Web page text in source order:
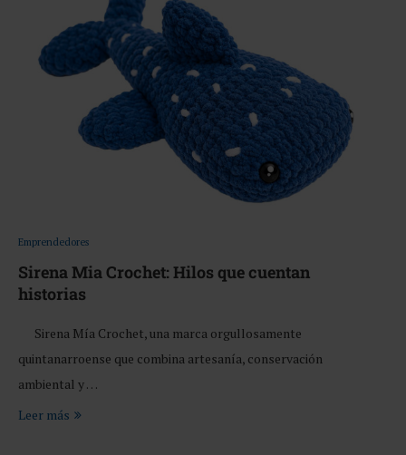
Emprendedores
Sirena Mia Crochet: Hilos que cuentan
historias
Sirena Mía Crochet, una marca orgullosamente
quintanarroense que combina artesanía, conservación
ambiental y …
Leer más